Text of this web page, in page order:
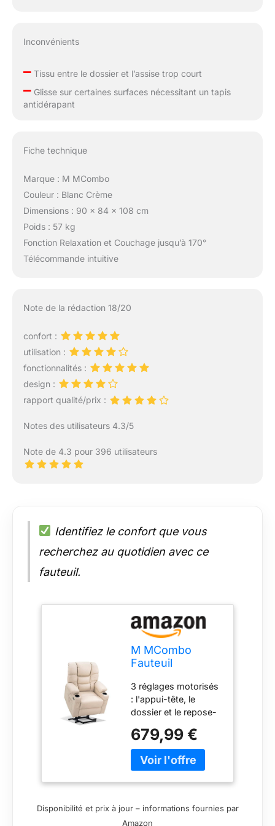
Inconvénients
–Tissu entre le dossier et l’assise trop court
–Glisse sur certaines surfaces nécessitant un tapis
antidérapant
Fiche technique
Marque : M MCombo
Couleur : Blanc Crème
Dimensions : 90 x 84 x 108 cm
Poids : 57 kg
Fonction Relaxation et Couchage jusqu’à 170°
Télécommande intuitive
Note de la rédaction 18/20
confort :
utilisation :
fonctionnalités :
design :
rapport qualité/prix :
Notes des utilisateurs 4.3/5
Note de 4.3 pour 396 utilisateurs
Identifiez le confort que vous
recherchez au quotidien avec ce
fauteuil.
M MCombo
Fauteuil
Moteurs, Dossier
et Support de
Jambe réglables,
Fonction
Relaxation et
Couchage
jusqu'à 170°,
Appui-tête
(Blanc crème)
3 réglages motorisés
: l'appui-tête, le
dossier et le repose-
réglables
indépendamment les
uns des autres grâce
regarder la télévision ;
679,99 €
Disponibilité et prix à jour – informations fournies par
Amazon